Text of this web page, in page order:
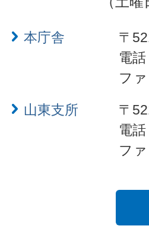
本庁舎
〒
電
フ
山東支所
〒
電
フ